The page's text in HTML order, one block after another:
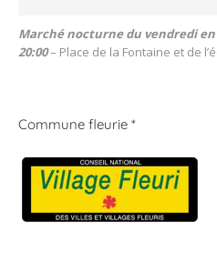
Marché nocturne du vendredi en
20:00– Place de la Fontaine et de
Commune fleurie *